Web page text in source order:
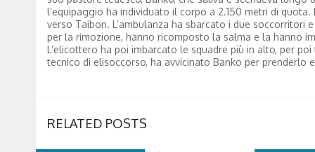
l’equipaggio ha individuato il corpo a 2.150 metri di
verso Taibon. L’ambulanza ha sbarcato i due
per la rimozione, hanno ricomposto la salma e la hanno
L’elicottero ha poi imbarcato le squadre più in alto, per
tecnico di elisoccorso, ha avvicinato Banko per prenderlo
RELATED POSTS